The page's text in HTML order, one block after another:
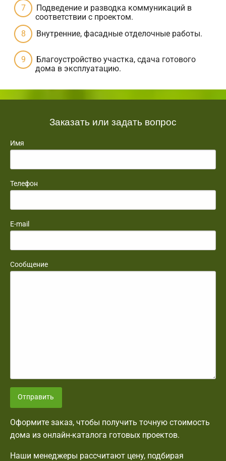
Подведение и разводка коммуникаций в
соответствии с проектом.
Внутренние, фасадные отделочные работы.
Благоустройство участка, сдача готового
дома в эксплуатацию.
Заказать или задать вопрос
Имя
Телефон
E-mail
Сообщение
Отправить
Оформите заказ, чтобы получить точную стоимость
дома из онлайн-каталога готовых проектов.
Наши менеджеры рассчитают цену, подбирая